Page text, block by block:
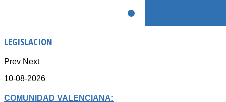
LEGISLACION
Prev Next
10-08-2026
COMUNIDAD VALENCIANA: